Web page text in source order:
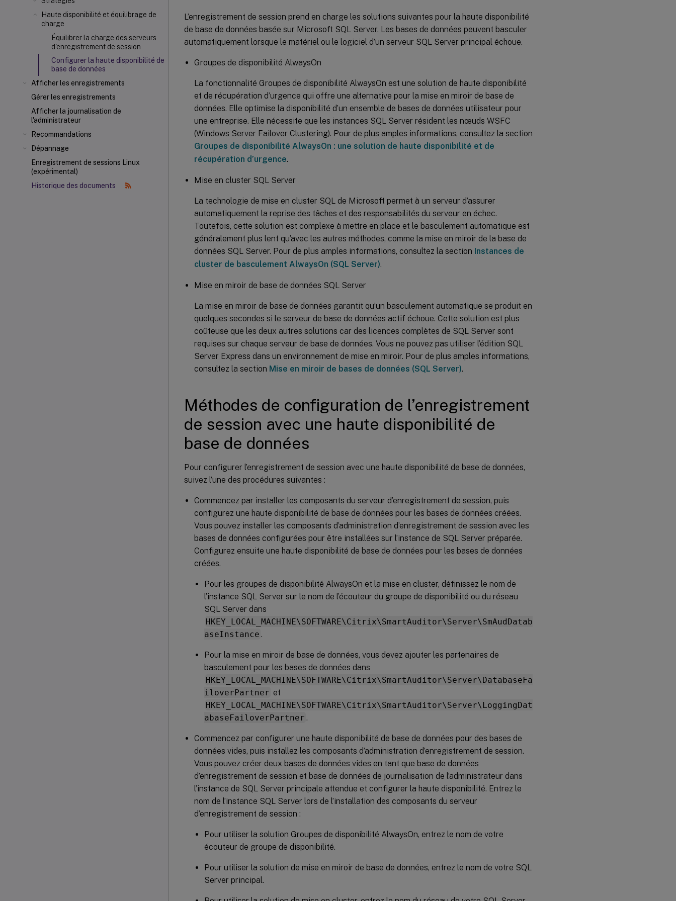
Haute disponibilité et équilibrage de
charge
Équilibrer la charge des serveurs
d'enregistrement de session
Configurer la haute disponibilité de
base de données
Afficher les enregistrements
Gérer les enregistrements
Afficher la journalisation de
l'administrateur
Recommandations
Dépannage
Enregistrement de sessions Linux
(expérimental)
Historique des documents
L’enregistrement de session prend en charge les solutions suivantes pour la haute disponibilité
de base de données basée sur Microsoft SQL Server. Les bases de données peuvent basculer
automatiquement lorsque le matériel ou le logiciel d’un serveur SQL Server principal échoue.
Groupes de disponibilité AlwaysOn
La fonctionnalité Groupes de disponibilité AlwaysOn est une solution de haute disponibilité
et de récupération d’urgence qui offre une alternative pour la mise en miroir de base de
données. Elle optimise la disponibilité d’un ensemble de bases de données utilisateur pour
une entreprise. Elle nécessite que les instances SQL Server résident les nœuds WSFC
(Windows Server Failover Clustering). Pour de plus amples informations, consultez la section
Groupes de disponibilité AlwaysOn : une solution de haute disponibilité et de
récupération d’urgence.
Mise en cluster SQL Server
La technologie de mise en cluster SQL de Microsoft permet à un serveur d’assurer
automatiquement la reprise des tâches et des responsabilités du serveur en échec.
Toutefois, cette solution est complexe à mettre en place et le basculement automatique est
généralement plus lent qu’avec les autres méthodes, comme la mise en miroir de la base de
données SQL Server. Pour de plus amples informations, consultez la section Instances de
cluster de basculement AlwaysOn (SQL Server).
Mise en miroir de base de données SQL Server
La mise en miroir de base de données garantit qu’un basculement automatique se produit en
quelques secondes si le serveur de base de données actif échoue. Cette solution est plus
coûteuse que les deux autres solutions car des licences complètes de SQL Server sont
requises sur chaque serveur de base de données. Vous ne pouvez pas utiliser l’édition SQL
Server Express dans un environnement de mise en miroir. Pour de plus amples informations,
consultez la section Mise en miroir de bases de données (SQL Server).
Méthodes de configuration de l’enregistrement
de session avec une haute disponibilité de
base de données
Pour configurer l’enregistrement de session avec une haute disponibilité de base de données,
suivez l’une des procédures suivantes :
Commencez par installer les composants du serveur d’enregistrement de session, puis
configurez une haute disponibilité de base de données pour les bases de données créées.
Vous pouvez installer les composants d’administration d’enregistrement de session avec les
bases de données configurées pour être installées sur l’instance de SQL Server préparée.
Configurez ensuite une haute disponibilité de base de données pour les bases de données
créées.
Pour les groupes de disponibilité AlwaysOn et la mise en cluster, définissez le nom de
l’instance SQL Server sur le nom de l’écouteur du groupe de disponibilité ou du réseau
SQL Server dans
HKEY_LOCAL_MACHINE\SOFTWARE\Citrix\SmartAuditor\Server\SmAudDatab
aseInstance .
Pour la mise en miroir de base de données, vous devez ajouter les partenaires de
basculement pour les bases de données dans
HKEY_LOCAL_MACHINE\SOFTWARE\Citrix\SmartAuditor\Server\DatabaseFa
iloverPartner et
HKEY_LOCAL_MACHINE\SOFTWARE\Citrix\SmartAuditor\Server\LoggingDat
abaseFailoverPartner .
Commencez par configurer une haute disponibilité de base de données pour des bases de
données vides, puis installez les composants d’administration d’enregistrement de session.
Vous pouvez créer deux bases de données vides en tant que base de données
d’enregistrement de session et base de données de journalisation de l’administrateur dans
l’instance de SQL Server principale attendue et configurer la haute disponibilité. Entrez le
nom de l’instance SQL Server lors de l’installation des composants du serveur
d’enregistrement de session :
Pour utiliser la solution Groupes de disponibilité AlwaysOn, entrez le nom de votre
écouteur de groupe de disponibilité.
Pour utiliser la solution de mise en miroir de base de données, entrez le nom de votre SQL
Server principal.